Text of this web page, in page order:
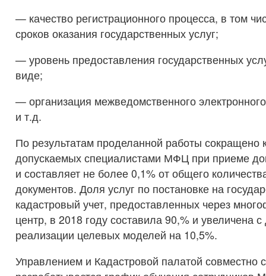
— качество регистрационного процесса, в том
сроков оказания государственных услуг;
— уровень предоставления государственных
виде;
— организация межведомственного
и т.д.
По результатам проделанной работы сокращено
допускаемых специалистами МФЦ при приеме
и составляет не более 0,1% от общего
документов. Доля услуг по постановке на
кадастровый учет, предоставленных через
центр, в 2018 году составила 90,% и увеличена
реализации целевых моделей на 10,5%.
Управлением и Кадастровой палатой